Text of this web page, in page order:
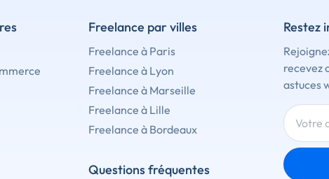
Freelance par villes
Freelance à Paris
Freelance à Lyon
Freelance à Marseille
Freelance à Lille
Freelance à Bordeaux
Questions fréquentes
Restez
recevez
astuces